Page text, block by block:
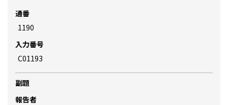
通番
1190
入力番号
C01193
副題
報告者